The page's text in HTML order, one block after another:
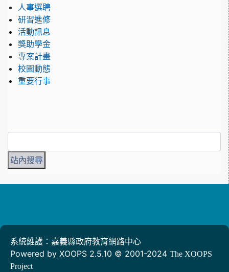
人事選聘
研習進修
活動訊息
獎助學金
專案計畫
校園動態
重要行事
系統維護：嘉義縣政府教育網路中心
Powered by XOOPS 2.5.10 © 2001-2024 The XOOPS
Project